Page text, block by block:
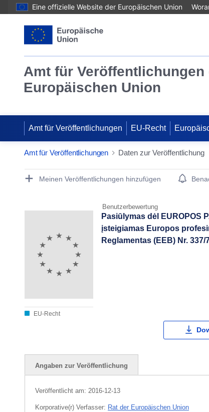
Eine offizielle Website der Europäischen Union
Amt für Veröffentlichungen
Europäischen Union
Amt für Veröffentlichungen EU-Recht
Amt für Veröffentlichungen Daten zur Veröffentlichung
Publication Detail Actions Portlet
Meinen Veröffentlichungen hinzufügen
Benutzerbewertung
EU-Recht
Pasiūlymas dėl EUROPOS
įsteigiamas Europos
Reglamentas (EEB) Nr. 337/
Angaben zur Veröffentlichung
Veröffentlicht am: 2016-12-13
Korporative(r) Verfasser: Rat der Europäischen Union